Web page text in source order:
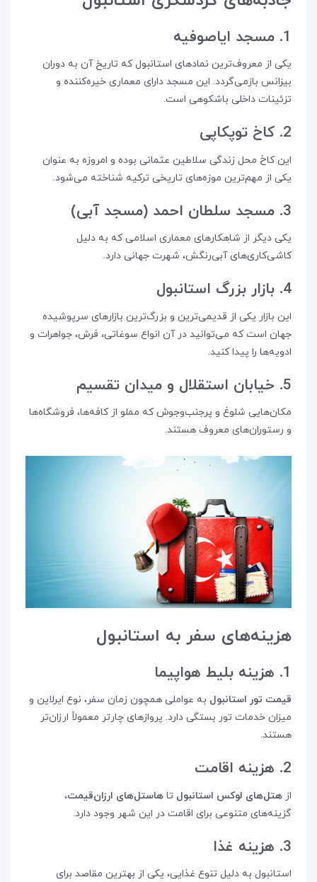
1. مسجد ایاصوفیه
یکی از معروف‌ترین نمادهای استانبول که تاریخ آن به دوران
بیزانس بازمی‌گردد. این مسجد دارای معماری خیره‌کننده و
تزئینات داخلی باشکوهی است.
2. کاخ توپکاپی
این کاخ محل زندگی سلاطین عثمانی بوده و امروزه به عنوان
یکی از مهم‌ترین موزه‌های تاریخی ترکیه شناخته می‌شود.
3. مسجد سلطان احمد (مسجد آبی)
یکی دیگر از شاهکارهای معماری اسلامی که به دلیل
کاشی‌کاری‌های آبی‌رنگش، شهرت جهانی دارد.
4. بازار بزرگ استانبول
این بازار یکی از قدیمی‌ترین و بزرگ‌ترین بازارهای سرپوشیده
جهان است که می‌توانید در آن انواع سوغاتی، فرش، جواهرات و
ادویه‌ها را پیدا کنید.
5. خیابان استقلال و میدان تقسیم
مکان‌هایی شلوغ و پرجنب‌وجوش که مملو از کافه‌ها، فروشگاه‌ها
و رستوران‌های معروف هستند.
هزینه‌های سفر به استانبول
1. هزینه بلیط هواپیما
قیمت تور استانبول به عواملی همچون زمان سفر، نوع ایرلاین و
میزان خدمات تور بستگی دارد. پروازهای چارتر معمولاً ارزان‌تر
هستند.
2. هزینه اقامت
از هتل‌های لوکس استانبول تا هاستل‌های ارزان‌قیمت،
گزینه‌های متنوعی برای اقامت در این شهر وجود دارد.
3. هزینه غذا
استانبول به دلیل تنوع غذایی، یکی از بهترین مقاصد برای